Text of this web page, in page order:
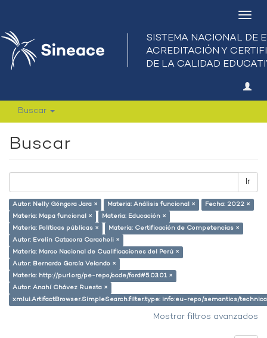
Buscar
Buscar
Ir
Autor: Nelly Góngora Jara × Materia: Análisis funcional ×
Fecha: 2022 ×
Materia: Mapa funcional ×
Materia: Educación ×
Materia: Políticas públicas ×
Materia: Certificación de Competencias ×
Autor: Evelin Catacora Caracholi ×
Materia: Marco Nacional de Cualificaciones del Perú ×
Autor: Bernardo García Velando ×
Materia: http://purl.org/pe-repo/ocde/ford#5.03.01 ×
Autor: Anahí Chávez Ruesta ×
xmlui.ArtifactBrowser.SimpleSearch.filter.type: info:eu-repo/semantics/
Mostrar filtros avanzados